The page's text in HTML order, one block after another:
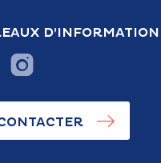
D’INFORMATION